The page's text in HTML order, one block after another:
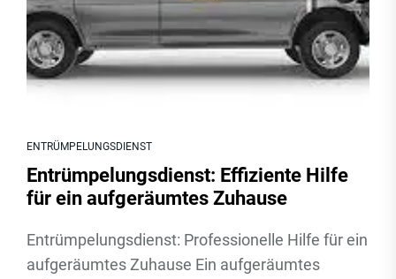
ENTRÜMPELUNGSDIENST
Entrümpelungsdienst: Effiziente Hilfe
für ein aufgeräumtes Zuhause
Entrümpelungsdienst: Professionelle Hilfe für ein
aufgeräumtes Zuhause Ein aufgeräumtes